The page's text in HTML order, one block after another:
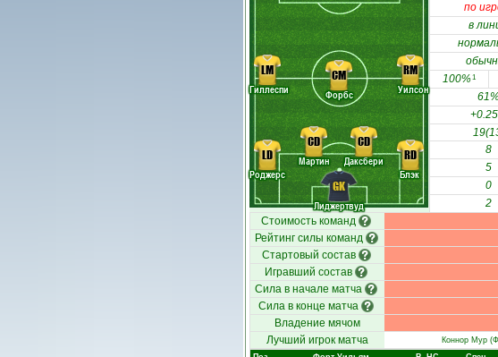
Лиджертвуд
Роджерс
Мартин
Даксбери
Блэк
Гиллеспи Форбс Уилсон
GK
LD
CD
CD
RD
LM CM RM
по
в
100%1
8
5
0
2
Стоимость команд
Рейтинг силы команд
Стартовый состав
Игравший состав
Сила в начале матча
Сила в конце матча
Владение мячом
Лучший игрок матча
Коннор Мур